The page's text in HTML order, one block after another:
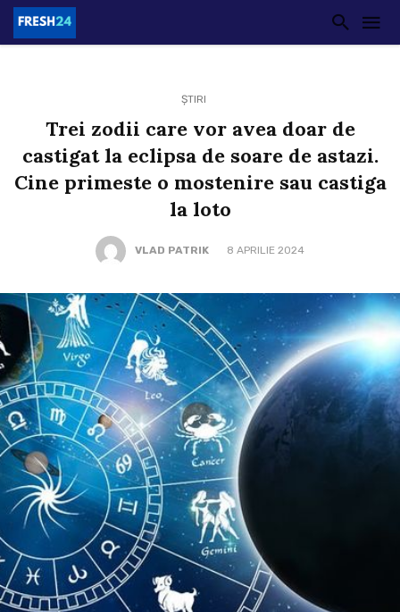
ȘTIRI
Trei zodii care vor avea doar de
castigat la eclipsa de soare de astazi.
Cine primeste o mostenire sau castiga
la loto
VLAD PATRIK 8 APRILIE 2024